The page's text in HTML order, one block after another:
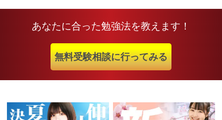
あなたに合った勉強法を教えます！
無料受験相談に行ってみる